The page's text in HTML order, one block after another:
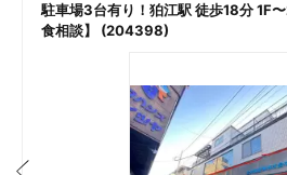
駐車場3台有り！狛江駅 徒歩18分 1F
食相談】 (204398)